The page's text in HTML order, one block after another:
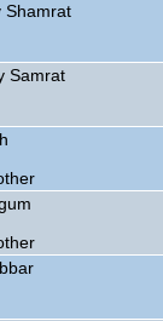
Shamrat
Samrat